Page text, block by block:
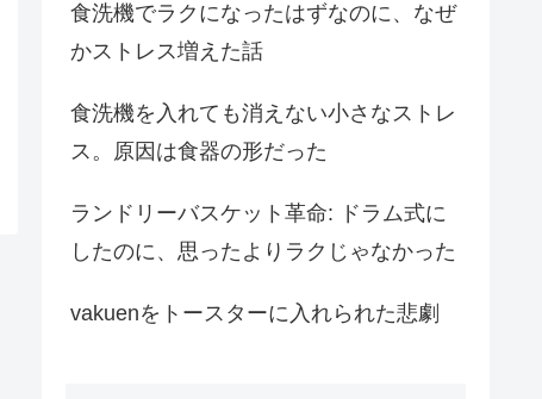
食洗機でラクになったはずなのに、なぜ
かストレス増えた話
食洗機を入れても消えない小さなストレ
ス。原因は食器の形だった
ランドリーバスケット革命: ドラム式に
したのに、思ったよりラクじゃなかった
vakuenをトースターに入れられた悲劇